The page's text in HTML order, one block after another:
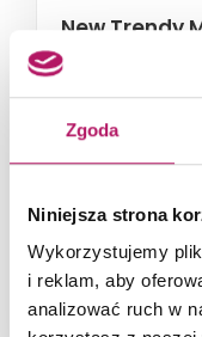
Zgoda
Niniejsza strona
Wykorzystujemy
i reklam, aby
analizować ruch w
New Trendy
ZOBACZ
Dostępność:na